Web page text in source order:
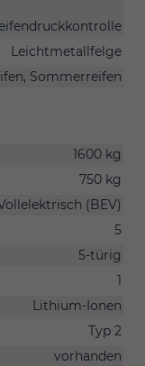
Leichtmetallfelge
Sommerreifen
1600 kg
750 kg
(BEV)
5
5-türig
1
Lithium-Ionen
Typ 2
vorhanden